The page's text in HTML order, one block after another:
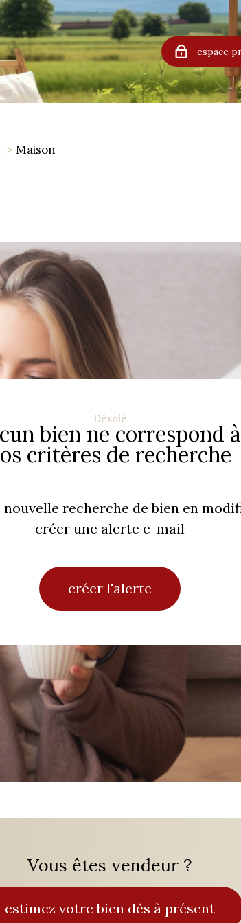
espace
Maison
Désolé
bien ne correspond à
critères de recherche
recherche de bien en
créer une alerte e-mail
créer l'alerte
Vous êtes vendeur ?
estimez votre bien dès à présent